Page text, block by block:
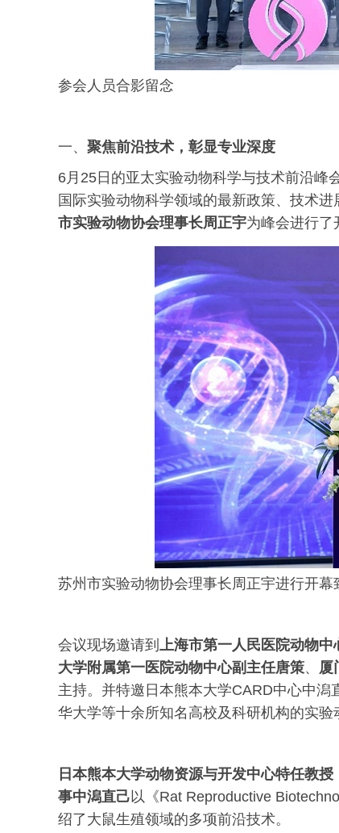
参会人员合影留念
一、 聚焦前沿技术，彰显专业深度
6月25日的亚太实验动物科学与技术前沿峰
国际实验动物科学领域的最新政策、技术进
市实验动物协会理事长周正宇为峰会进行了
苏州市实验动物协会理事长周正宇进行开幕
会议现场邀请到 上海市第一人民医院动物中
大学附属第一医院动物中心副主任唐策、 厦
主持。并特邀日本熊本大学CARD中心中
华大学等十余所知名高校及科研机构的实验
日本熊本大学动物资源与开发中心特任教
事中潟直己 以《Rat Reproductive
绍了大鼠生殖领域的多项前沿技术。